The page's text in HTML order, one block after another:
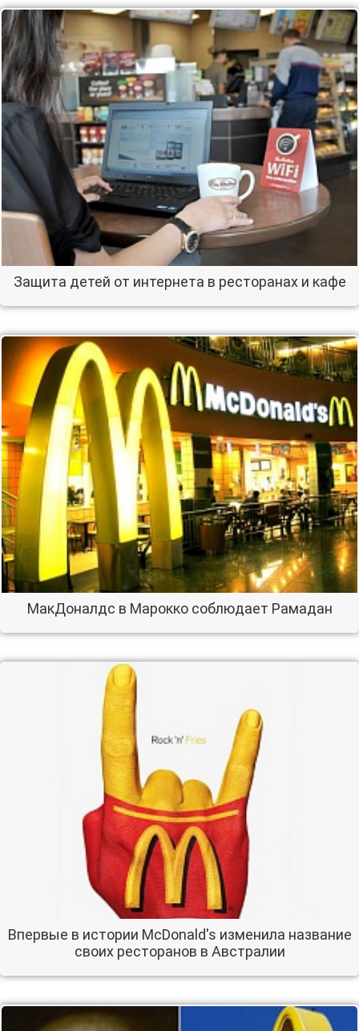
Защита детей от интернета в ресторанах и кафе
МакДоналдс в Марокко соблюдает Рамадан
Впервые в истории McDonald's изменила название
своих ресторанов в Австралии